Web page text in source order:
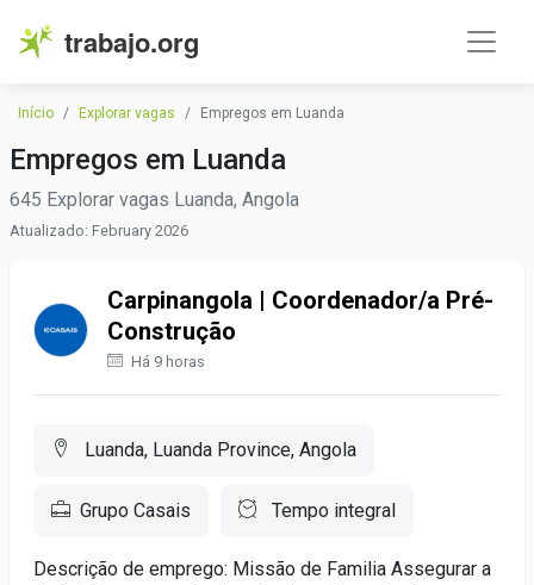
trabajo.org
Início Explorar vagas Empregos em Luanda
Empregos em Luanda
645 Explorar vagas Luanda, Angola
Atualizado: February 2026
Carpinangola | Coordenador/a Pré-
Construção
Há 9 horas
Luanda, Luanda Province, Angola
Grupo Casais Tempo integral
Descrição de emprego: Missão de Familia Assegurar a